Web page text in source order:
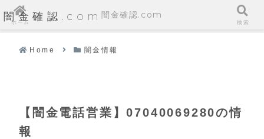
闇金確認.com
Home 闇金情報
【闇金電話営業】07040069280の情
報
ホーム
闇金確認.com
検索